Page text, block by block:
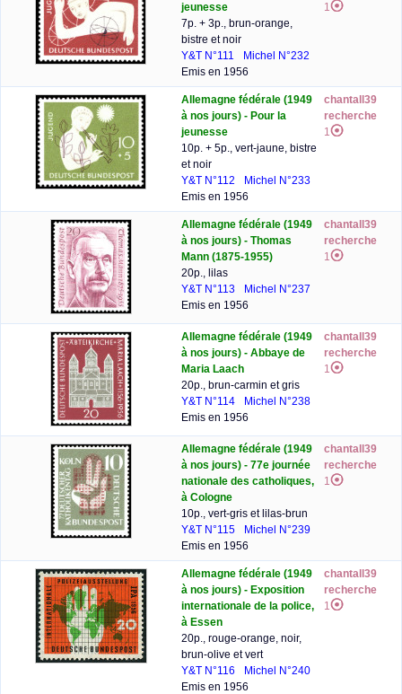
jeunesse
7p. + 3p., brun-orange,
bistre et noir
Y&T N°111
Michel N°232
Emis en 1956
1
Allemagne fédérale (1949
à nos jours) - Pour la
jeunesse
10p. + 5p., vert-jaune, bistre
et noir
Y&T N°112
Michel N°233
Emis en 1956
chantall39
recherche
1
Allemagne fédérale (1949
à nos jours) - Thomas
Mann (1875-1955)
20p., lilas
Y&T N°113
Michel N°237
Emis en 1956
chantall39
recherche
1
Allemagne fédérale (1949
à nos jours) - Abbaye de
Maria Laach
20p., brun-carmin et gris
Y&T N°114
Michel N°238
Emis en 1956
chantall39
recherche
1
Allemagne fédérale (1949
à nos jours) - 77e journée
nationale des catholiques,
à Cologne
10p., vert-gris et lilas-brun
Y&T N°115
Michel N°239
Emis en 1956
chantall39
recherche
1
Allemagne fédérale (1949
à nos jours) - Exposition
internationale de la police,
à Essen
20p., rouge-orange, noir,
brun-olive et vert
Y&T N°116
Michel N°240
Emis en 1956
chantall39
recherche
1